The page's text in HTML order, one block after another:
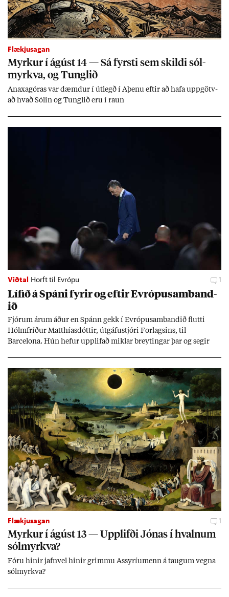
Flækjusagan
Myrk­ur í ág­úst 14 — Sá fyrsti sem skildi sól­
myrkva, og Tungl­ið
An­axagór­as var dæmd­ur í út­legð í Aþenu eft­ir að hafa upp­götv­
að hvað Sól­in og Tungl­ið eru í raun
Viðtal Horft til Evrópu 1
Líf­ið á Spáni fyr­ir og eft­ir Evr­ópu­sam­band­
ið
Fjór­um ár­um áð­ur en Spánn gekk í Evr­ópu­sam­band­ið flutti
Hólm­fríð­ur Matth­ías­dótt­ir, út­gáfu­stjóri For­lags­ins, til
Barcelona. Hún hef­ur upp­lif­að mikl­ar breyt­ing­ar þar og seg­ir
jafnt sem styrkj­um til menn­ing­ar­mála. Þá hafi katalónsk­an hlot­
ið með­byr.
Flækjusagan 1
Myrk­ur í ág­úst 13 — Upp­lifði Jón­as í hvaln­um
sól­myrkva?
Fóru hinir jafn­vel hinir grimmu Ass­yríu­menn á taug­um vegna
sól­myrkva?